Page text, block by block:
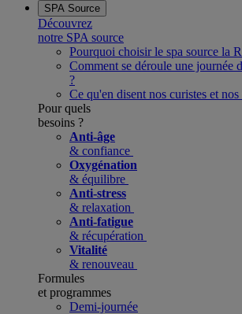
SPA Source
Découvrez
notre SPA source
Pourquoi choisir le spa source la
Comment se déroule une journée
?
Ce qu'en disent nos curistes et
Pour quels
besoins ?
Anti-âge
& confiance
Oxygénation
& équilibre
Anti-stress
& relaxation
Anti-fatigue
& récupération
Vitalité
& renouveau
Formules
et programmes
Demi-journée